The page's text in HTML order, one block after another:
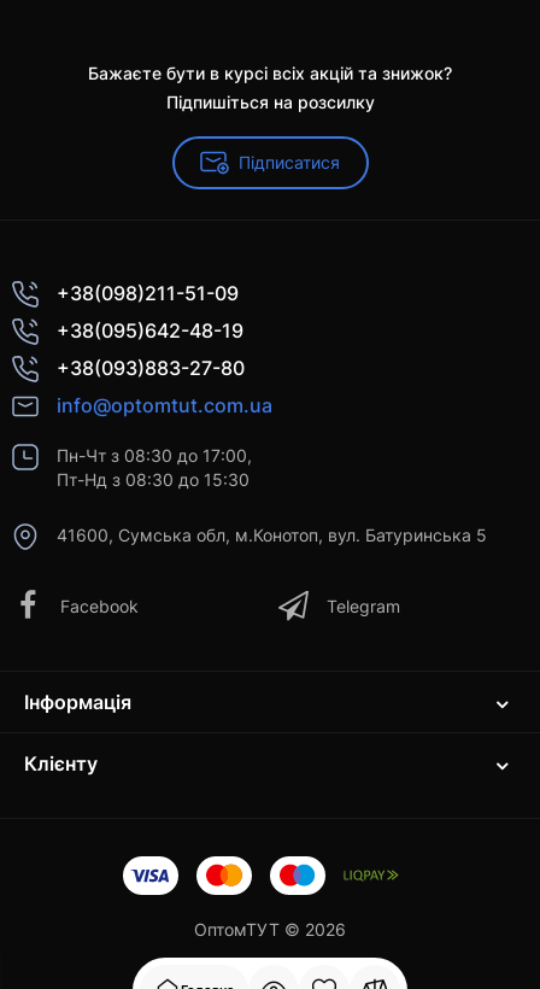
Бажаєте бути в курсі всіх акцій та знижок?
Підпишіться на розсилку
Підписатися
+38(098)211-51-09
+38(095)642-48-19
+38(093)883-27-80
info@optomtut.com.ua
Пн-Чт з 08:30 до 17:00,
Пт-Нд з 08:30 до 15:30
41600, Сумська обл, м.Конотоп, вул. Батуринська 5
Facebook Telegram
Інформація
Клієнту
ОптомТУТ © 2026